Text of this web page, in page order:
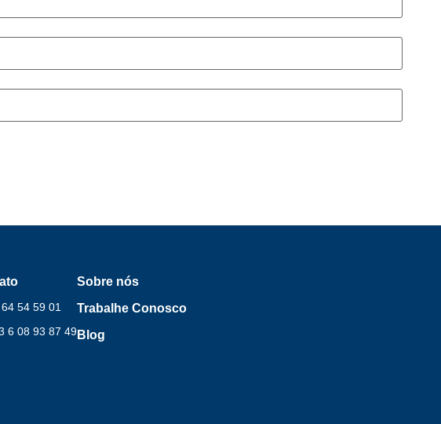
54 59 01
6 08 93 87 49
Sobre nós
Trabalhe Conosco
Blog